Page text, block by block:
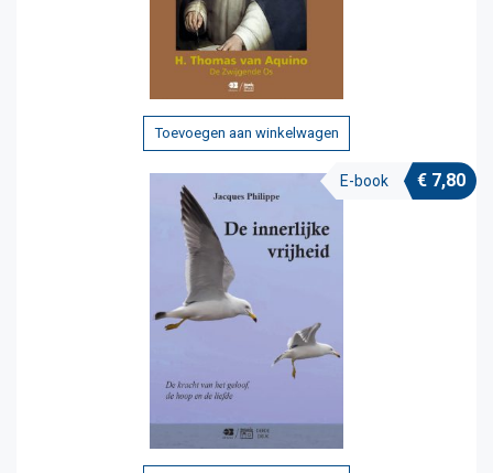
Toevoegen aan winkelwagen
E-book € 7,80